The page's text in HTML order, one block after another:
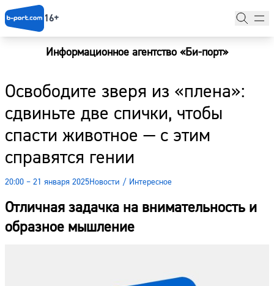
16+
Информационное агентство «Би-порт»
Освободите зверя из «плена»:
сдвиньте две спички, чтобы
спасти животное — с этим
справятся гении
20:00 – 21 января 2025Новости / Интересное
Отличная задачка на внимательность и
образное мышление
Новости
Наши гости
Фоторепортажи
Погода
Курсы валют